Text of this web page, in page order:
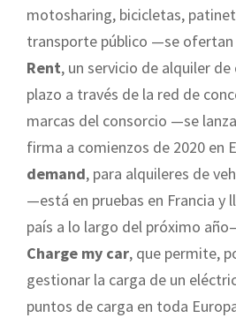
motosharing, bicicletas,
transporte público —se
Rent, un servicio de alquiler
plazo a través de la red de
marcas del consorcio —se
firma a comienzos de 2020 en
demand, para alquileres de
—está en pruebas en Francia y
país a lo largo del próximo
Charge my car, que permite,
gestionar la carga de un
puntos de carga en toda